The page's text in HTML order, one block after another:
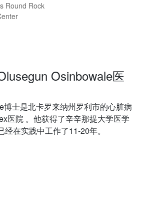
Round Rock
Osinbowale医
士是北卡罗来纳州罗利市的心脏病
医院 。他获得了辛辛那提大学医学
在实践中工作了11-20年。